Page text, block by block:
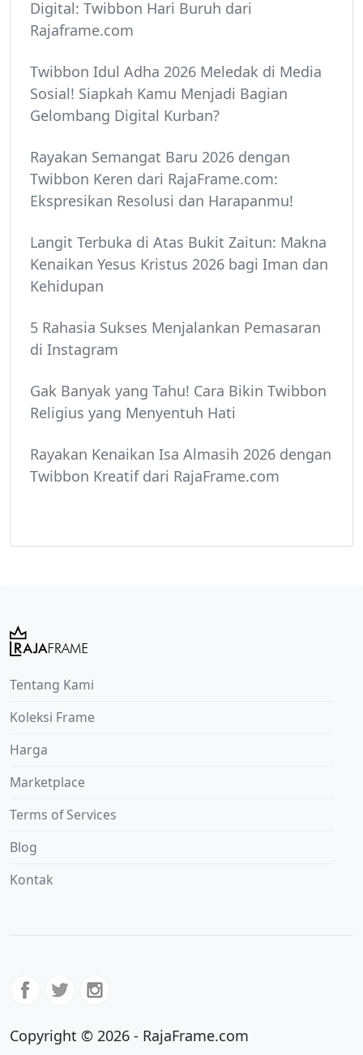
Digital: Twibbon Hari Buruh dari
Rajaframe.com
Twibbon Idul Adha 2026 Meledak di Media
Sosial! Siapkah Kamu Menjadi Bagian
Gelombang Digital Kurban?
Rayakan Semangat Baru 2026 dengan
Twibbon Keren dari RajaFrame.com:
Ekspresikan Resolusi dan Harapanmu!
Langit Terbuka di Atas Bukit Zaitun: Makna
Kenaikan Yesus Kristus 2026 bagi Iman dan
Kehidupan
5 Rahasia Sukses Menjalankan Pemasaran
di Instagram
Gak Banyak yang Tahu! Cara Bikin Twibbon
Religius yang Menyentuh Hati
Rayakan Kenaikan Isa Almasih 2026 dengan
Twibbon Kreatif dari RajaFrame.com
Tentang Kami
Koleksi Frame
Harga
Marketplace
Terms of Services
Blog
Kontak
Copyright © 2026 - RajaFrame.com